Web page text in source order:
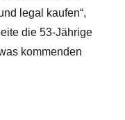
legal kaufen“,
die 53-Jährige
kommenden